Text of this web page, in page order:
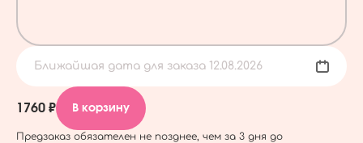
Ближайшая дата для заказа 12.08.2026
1760 ₽ В корзину
Предзаказ обязателен не позднее, чем за 3 дня до